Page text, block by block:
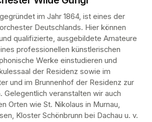
im Jahr 1864, ist eines der
Deutschlands. Hier können
qualifizierte, ausgebildete Amateure
professionellen künstlerischen
Werke einstudieren und
der Residenz sowie im
und im Brunnenhof der Residenz zur
Gelegentlich veranstalten wir auch
Orten wie St. Nikolaus in Murnau,
Kloster Schönbrunn bei Dachau u. v.